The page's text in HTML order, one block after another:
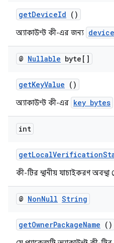
getDeviceId ()
অ্যাকাউন্ট কী-এর জন্য
@ Nullable byte[]
getKeyValue ()
অ্যাকাউন্ট কী-এর key bytes
int
কী-টির স্থানীয় যাচাইকরণ
@ NonNull String
getOwnerPackageName ()